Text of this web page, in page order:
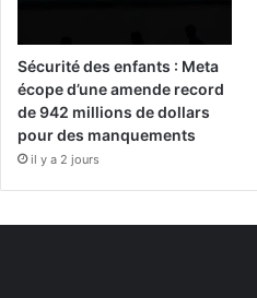
Sécurité des enfants : Meta
écope d’une amende record
de 942 millions de dollars
pour des manquements
il y a 2 jours